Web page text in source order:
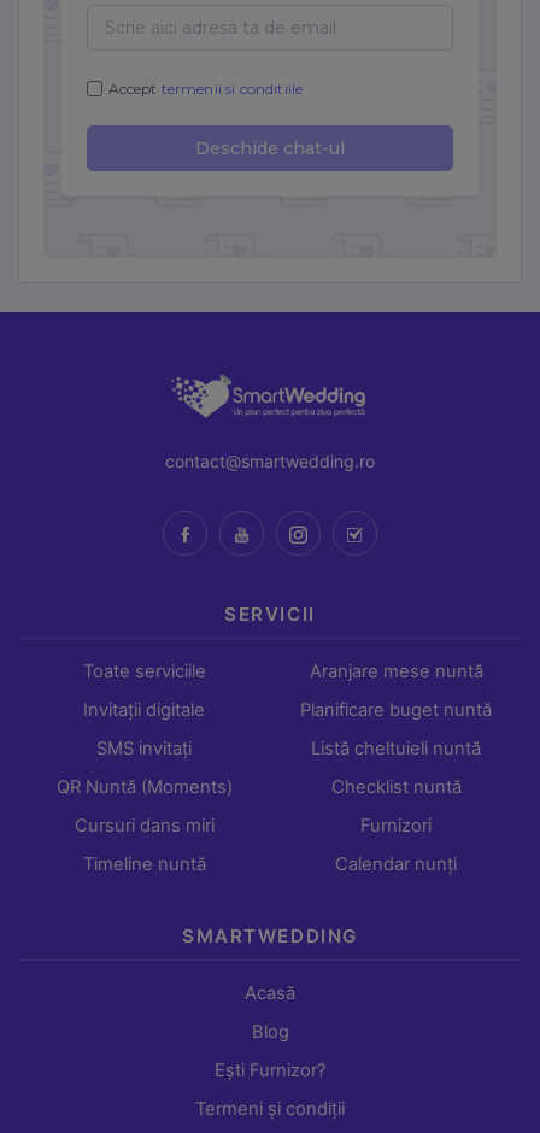
contact@smartwedding.ro
SERVICII
Toate serviciile
Invitații digitale
SMS invitați
QR Nuntă (Moments)
Cursuri dans miri
Timeline nuntă
Aranjare mese nuntă
Planificare buget nuntă
Listă cheltuieli nuntă
Checklist nuntă
Furnizori
Calendar nunți
SMARTWEDDING
Acasă
Blog
Ești Furnizor?
Termeni și condiții